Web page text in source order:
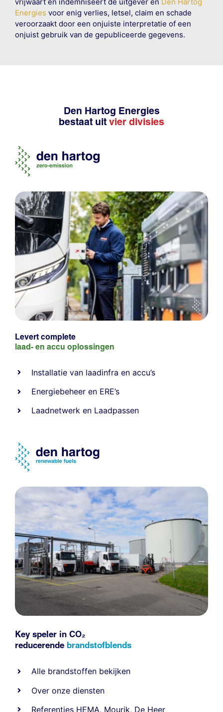
Energies voor enig verlies, letsel, claim en schade
veroorzaakt door een onjuiste interpretatie of een
onjuist gebruik van de gepubliceerde gegevens.
Den Hartog Energies
bestaat uit vier divisies
Levert complete
laad- en accu oplossingen
Installatie van laadinfra en accu’s
Energiebeheer en ERE’s
Laadnetwerk en Laadpassen
Key speler in CO₂
reducerende brandstofblends
Alle brandstoffen bekijken
Over onze diensten
Referenties HEMA, Mourik, De Heer